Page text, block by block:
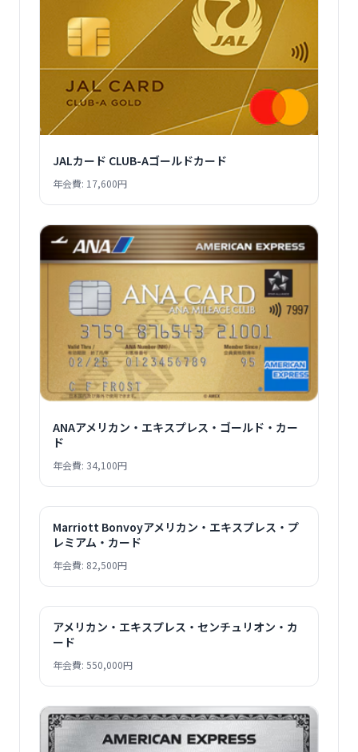
JALカード CLUB-Aゴールドカード
年会費: 17,600円
ANAアメリカン・エキスプレス・ゴールド・カー
ド
年会費: 34,100円
Marriott Bonvoyアメリカン・エキスプレス・プ
レミアム・カード
年会費: 82,500円
アメリカン・エキスプレス・センチュリオン・カ
ード
年会費: 550,000円